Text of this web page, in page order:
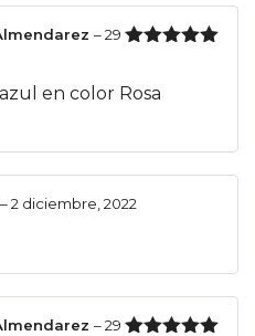
–29
en color Rosa
–2 diciembre, 2022
–29